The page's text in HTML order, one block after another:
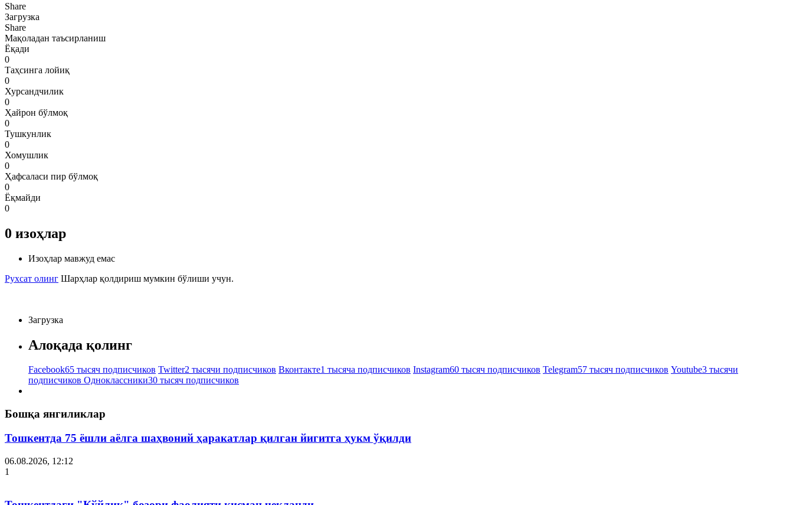
Share
Загрузка
Share
Мақоладан таъсирланиш
Ёқади
0
Таҳсинга лойиқ
0
Хурсандчилик
0
Ҳайрон бўлмоқ
0
Тушкунлик
0
Хомушлик
0
Ҳафсаласи пир бўлмоқ
0
Ёқмайди
0
0 изоҳлар
Изоҳлар мавжуд емас
Рухсат олинг Шарҳлар қолдириш мумкин бўлиши учун.
Загрузка
Алоқада қолинг
Facebook65 тысяч подписчиков Twitter2 тысячи подписчиков Вконтакте1 тысяча подписчиков Instagram60 тысяч подписчиков Telegram57 тысяч подписчиков Youtube3 тысячи
подписчиков Одноклассники30 тысяч подписчиков
Бошқа янгиликлар
Тошкентда 75 ёшли аёлга шаҳвоний ҳаракатлар қилган йигитга ҳукм ўқилди
06.08.2026, 12:12
1